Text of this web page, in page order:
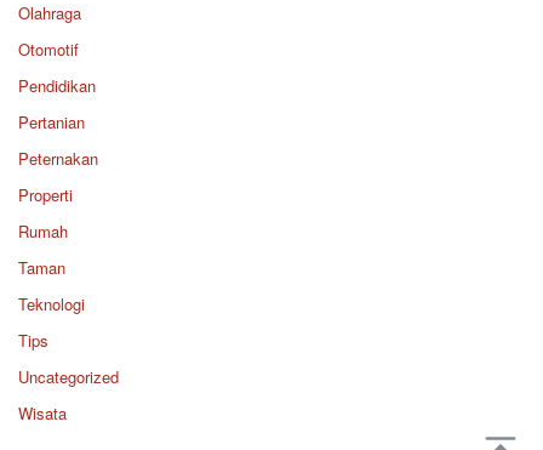
Olahraga
Otomotif
Pendidikan
Pertanian
Peternakan
Properti
Rumah
Taman
Teknologi
Tips
Uncategorized
Wisata